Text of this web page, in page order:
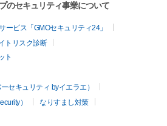
each bar can be heard in the first
highest note in the right hand (if
or to apply for registration of
contents such as images, texts,
for viewing, downloading and
not) for buyers or owners of this
to as the “Buyers”) are reserved by
Inc. In other words, owning
data (hereinafter referred to as
のセキュリティ事業について
ビス「GMOセキュリティ24」
トリスク診断
ト
セキュリティ byイエラエ）
）
なりすまし対策